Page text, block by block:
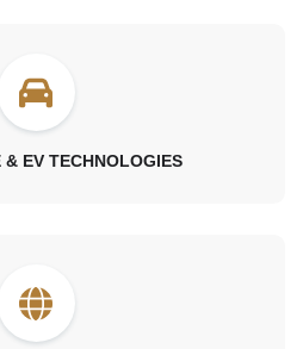
EV TECHNOLOGIES